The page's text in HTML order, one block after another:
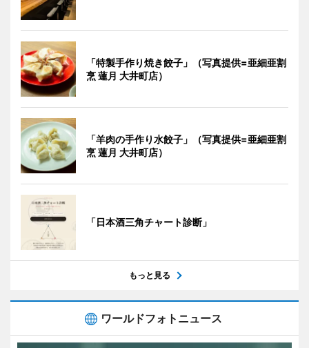
「特製手作り焼き餃子」（写真提供=亜細亜割
烹 蓮月 大井町店）
「羊肉の手作り水餃子」（写真提供=亜細亜割
烹 蓮月 大井町店）
「日本酒三角チャート診断」
もっと見る
ワールドフォトニュース